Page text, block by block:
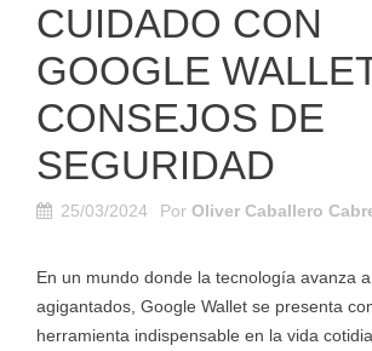
CUIDADO CON
GOOGLE
CONSEJOS DE
SEGURIDAD
25/03/2024 Por Oliver Caballero
En un mundo donde la tecnología avanza
agigantados, Google Wallet se presenta
herramienta indispensable en la vida